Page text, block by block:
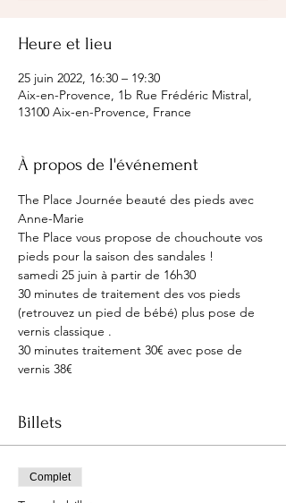
Heure et lieu
25 juin 2022, 16:30 – 19:30
Aix-en-Provence, 1b Rue Frédéric Mistral,
13100 Aix-en-Provence, France
À propos de l'événement
The Place Journée beauté des pieds avec
Anne-Marie
The Place vous propose de chouchoute vos
pieds pour la saison des sandales !
samedi 25 juin à partir de 16h30
30 minutes de traitement des vos pieds
(retrouvez un pied de bébé) plus pose de
vernis classique .
30 minutes traitement 30€ avec pose de
vernis 38€
Billets
Complet